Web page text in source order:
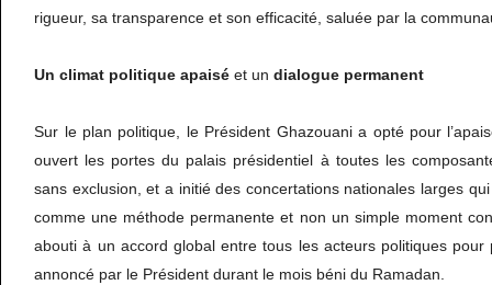
rigueur, sa transparence et son efficacité, saluée par la
Un climat politique apaisé et undialogue permanent
Sur le plan politique, le Président Ghazouani a opté pour
ouvert les portes du palais présidentiel à toutes les
sans exclusion, et a initié des concertations nationales larges
comme une méthode permanente et non un simple moment
abouti à un accord global entre tous les acteurs politiques
annoncé par le Président durant le mois béni du Ramadan.